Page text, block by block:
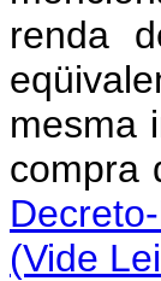
renda
mesma
compra
(Vide